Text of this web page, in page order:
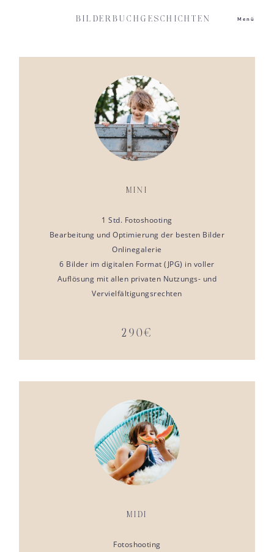
BILDERBUCHGESCHICHTEN Menü
MINI
1 Std. Fotoshooting
Bearbeitung und Optimierung der besten Bilder
Onlinegalerie
6 Bilder im digitalen Format (JPG) in voller
Auflösung mit allen privaten Nutzungs- und
Vervielfältigungsrechten
290€
MIDI
Fotoshooting